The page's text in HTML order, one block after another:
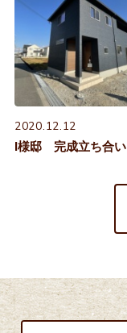
2020.12.12
I様邸 完成立ち合い